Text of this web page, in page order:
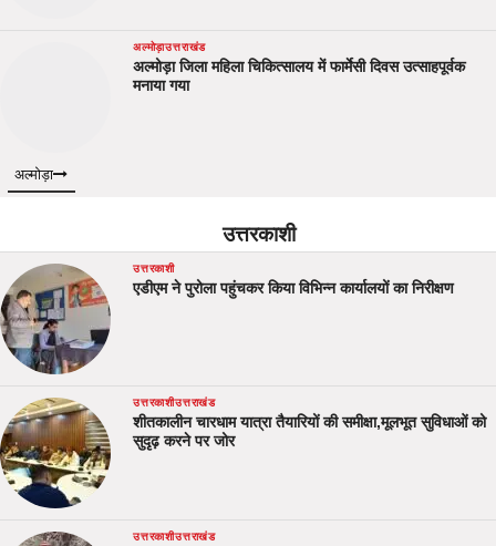
अल्मोड़ाउत्तराखंड
अल्मोड़ा जिला महिला चिकित्सालय में फार्मेसी दिवस उत्साहपूर्वक
मनाया गया
अल्मोड़ा
उत्तरकाशी
उत्तरकाशी
एडीएम ने पुरोला पहुंचकर किया विभिन्न कार्यालयों का निरीक्षण
उत्तरकाशीउत्तराखंड
शीतकालीन चारधाम यात्रा तैयारियों की समीक्षा,मूलभूत सुविधाओं को
सुदृढ़ करने पर जोर
उत्तरकाशीउत्तराखंड